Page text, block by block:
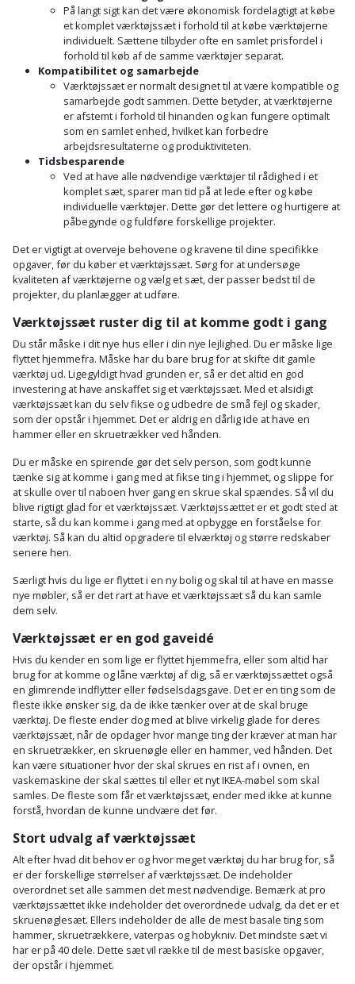
WinWin
Savklinge
Skraber
Skruestik
Skruetrækker
Skruetvinge
Slibeartikler
Smøring
og
rustopløser
Soldater
støtte
og
Stålbørste
Stemmejern
Stige
Stillads
Tænger
Tagpapbrænder
Tapetværktøj
Tommestok
Tømrervinkel
Tragt
Ud-
og
aftrækker
Værktøjskasse
og
Kompressor
Lader
Ligesliber
Limpistol
Linjelaser
Loddekolbe
Luftværktøj
Måleinstrumenter
Malersprøjte
Mejselhammer
Multicutter
Multisliber
Nedbrydningshammer
Overfræser
Overfræsertilbehør
Polermaskine
Rillefræser
Røreværk
Rotationslaser
Rundsav
Rundsavsklinge
Rystepudser
Rystepudsertilbehør
Slagboremaskine
Slagnøgle
Lommelygte
Merchandise
Mobiltilbehør
Pavillon
Personlig
Plantekasser
Postkasse
Postkassestander
Prepping
Presenning
Redskabsskur
Rengøring
Shelter
Sikkerhed
hjemmet
Skraldespandsskjuler
Skydelåge
Støttemur
Støvsuger
Strygejern
Terrassevarmer
Tømidler
Tørrestativ
Trappevanger
På langt sigt kan det være økonomisk fordelagtigt at købe
et komplet værktøjssæt i forhold til at købe værktøjerne
individuelt. Sættene tilbyder ofte en samlet prisfordel i
forhold til køb af de samme værktøjer separat.
Kompatibilitet og samarbejde
Værktøjssæt er normalt designet til at være kompatible og
samarbejde godt sammen. Dette betyder, at værktøjerne
er afstemt i forhold til hinanden og kan fungere optimalt
som en samlet enhed, hvilket kan forbedre
arbejdsresultaterne og produktiviteten.
Tidsbesparende
Ved at have alle nødvendige værktøjer til rådighed i et
komplet sæt, sparer man tid på at lede efter og købe
individuelle værktøjer. Dette gør det lettere og hurtigere at
påbegynde og fuldføre forskellige projekter.
Det er vigtigt at overveje behovene og kravene til dine specifikke
opgaver, før du køber et værktøjssæt. Sørg for at undersøge
kvaliteten af værktøjerne og vælg et sæt, der passer bedst til de
projekter, du planlægger at udføre.
Værktøjssæt ruster dig til at komme godt i gang
Du står måske i dit nye hus eller i din nye lejlighed. Du er måske lige
flyttet hjemmefra. Måske har du bare brug for at skifte dit gamle
værktøj ud. Ligegyldigt hvad grunden er, så er det altid en god
investering at have anskaffet sig et værktøjssæt. Med et alsidigt
værktøjssæt kan du selv fikse og udbedre de små fejl og skader,
som der opstår i hjemmet. Det er aldrig en dårlig ide at have en
hammer eller en skruetrækker ved hånden.
Du er måske en spirende gør det selv person, som godt kunne
tænke sig at komme i gang med at fikse ting i hjemmet, og slippe for
at skulle over til naboen hver gang en skrue skal spændes. Så vil du
blive rigtigt glad for et værktøjssæt. Værktøjssættet er et godt sted at
starte, så du kan komme i gang med at opbygge en forståelse for
værktøj. Så kan du altid opgradere til elværktøj og større redskaber
senere hen.
Særligt hvis du lige er flyttet i en ny bolig og skal til at have en masse
nye møbler, så er det rart at have et værktøjssæt så du kan samle
dem selv.
Værktøjssæt er en god gaveidé
Hvis du kender en som lige er flyttet hjemmefra, eller som altid har
brug for at komme og låne værktøj af dig, så er værktøjssættet også
en glimrende indflytter eller fødselsdagsgave. Det er en ting som de
fleste ikke ønsker sig, da de ikke tænker over at de skal bruge
værktøj. De fleste ender dog med at blive virkelig glade for deres
værktøjssæt, når de opdager hvor mange ting der kræver at man har
en skruetrækker, en skruenøgle eller en hammer, ved hånden. Det
kan være situationer hvor der skal skrues en rist af i ovnen, en
vaskemaskine der skal sættes til eller et nyt IKEA-møbel som skal
samles. De fleste som får et værktøjssæt, ender med ikke at kunne
forstå, hvordan de kunne undvære det før.
Stort udvalg af værktøjssæt
Alt efter hvad dit behov er og hvor meget værktøj du har brug for, så
er der forskellige størrelser af værktøjssæt. De indeholder
overordnet set alle sammen det mest nødvendige. Bemærk at pro
værktøjssættet ikke indeholder det overordnede udvalg, da det er et
skruenøglesæt. Ellers indeholder de alle de mest basale ting som
hammer, skruetrækkere, vaterpas og hobykniv. Det mindste sæt vi
har er på 40 dele. Dette sæt vil række til de mest basiske opgaver,
der opstår i hjemmet.